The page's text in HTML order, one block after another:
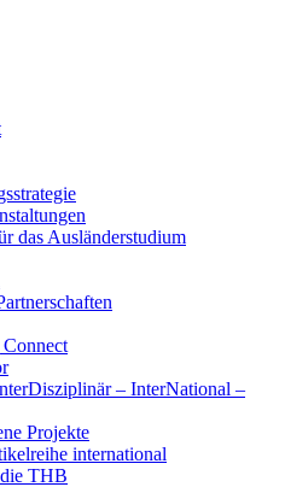
das Ausländerstudium
– InterNational –
Projekte
international
THB